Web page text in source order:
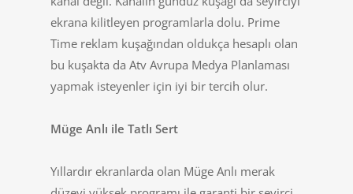
ekrana kilitleyen programlarla dolu. Prime
Time reklam kuşağından oldukça hesaplı olan
bu kuşakta da Atv Avrupa Medya Planlaması
yapmak isteyenler için iyi bir tercih olur.
Müge Anlı ile Tatlı Sert
Yıllardır ekranlarda olan Müge Anlı merak